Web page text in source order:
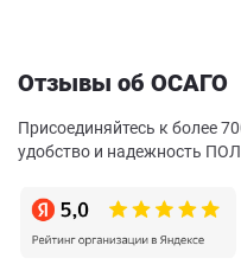
Отзывы об ОСАГО
Присоединяйтесь к более
удобство и надежность